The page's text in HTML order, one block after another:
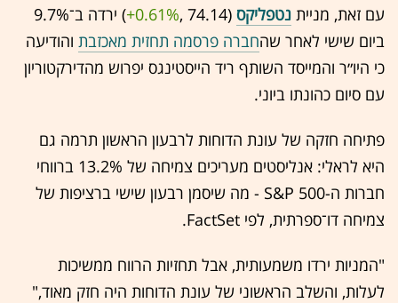
עם זאת, מניית נטפליקס (74.14 ,‎
+0.61%
‏) ירדה ב־9.7%
ביום שישי לאחר שהחברה פרסמה תחזית מאכזבת והודיעה
כי היו״ר והמייסד השותף ריד הייסטינגס יפרוש מהדירקטוריון
עם סיום כהונתו ביוני.
פתיחה חזקה של עונת הדוחות לרבעון הראשון תרמה גם
היא לראלי: אנליסטים מעריכים צמיחה של 13.2% ברווחי
חברות ה-S&P 500 - מה שיסמן רבעון שישי ברציפות של
צמיחה דו־ספרתית, לפי FactSet.
"המניות ירדו משמעותית, אבל תחזיות הרווח ממשיכות
לעלות, והשלב הראשוני של עונת הדוחות היה חזק מאוד,"